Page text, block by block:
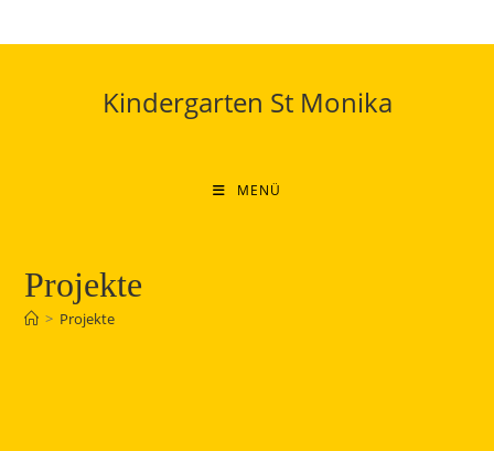
Kindergarten St Monika
MENÜ
Projekte
> Projekte